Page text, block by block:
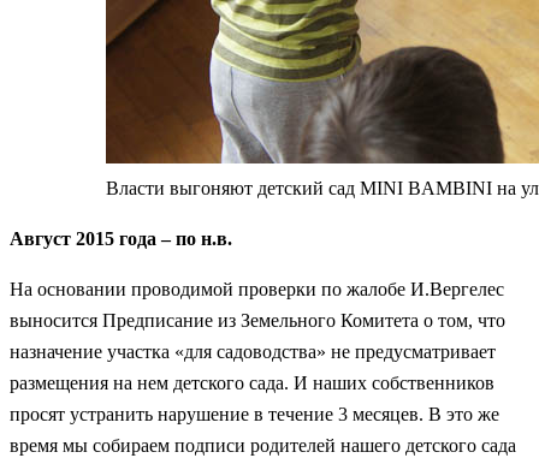
Власти выгоняют детский сад MINI BAMBINI на
Август 2015 года – по н.в.
На основании проводимой проверки по жалобе И.Вергелес
выносится Предписание из Земельного Комитета о том, что
назначение участка «для садоводства» не предусматривает
размещения на нем детского сада. И наших собственников
просят устранить нарушение в течение 3 месяцев. В это же
время мы собираем подписи родителей нашего детского сада